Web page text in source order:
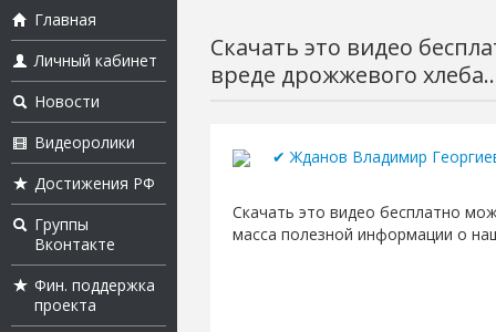
Главная
Личный кабинет
Новости
Видеоролики
Достижения РФ
Группы
Вконтакте
Фин. поддержка
проекта
Скачать это видео
вреде дрожжевого
✔ Жданов Владимир
Скачать это видео бесплатно
масса полезной информации о